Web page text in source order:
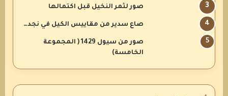
صور لثمر النخيل قبل اكتمالها
صاع سدير من مقاييس الكيل في نجد…
صور من سيول 1429 ( المجموعة
الخامسة)